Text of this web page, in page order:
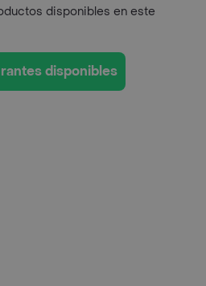
disponibles en este
disponibles